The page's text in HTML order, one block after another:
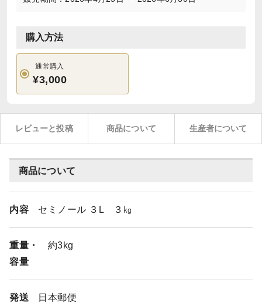
購入方法
通常購入
¥3,000
レビューと投稿 商品について 生産者について
商品について
内容 セミノール ３L ３㎏
重量・
容量
約3kg
発送 日本郵便